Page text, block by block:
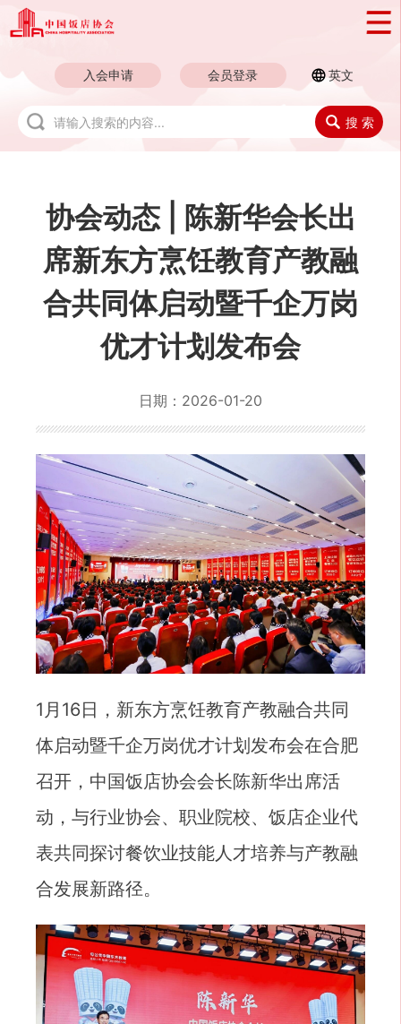
入会申请 会员登录 英文
搜 索
协会动态 | 陈新华会长出
席新东方烹饪教育产教融
合共同体启动暨千企万岗
优才计划发布会
日期： 2026-01-20
1月16日，新东方烹饪教育产教融合共同
体启动暨千企万岗优才计划发布会在合肥
召开，中国饭店协会会长陈新华出席活
动，与行业协会、职业院校、饭店企业代
表共同探讨餐饮业技能人才培养与产教融
合发展新路径。